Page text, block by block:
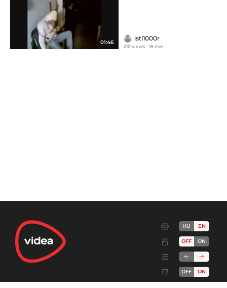
01:46
istl1000r
210 views 18 éve
HU EN
OFF ON
OFF ON